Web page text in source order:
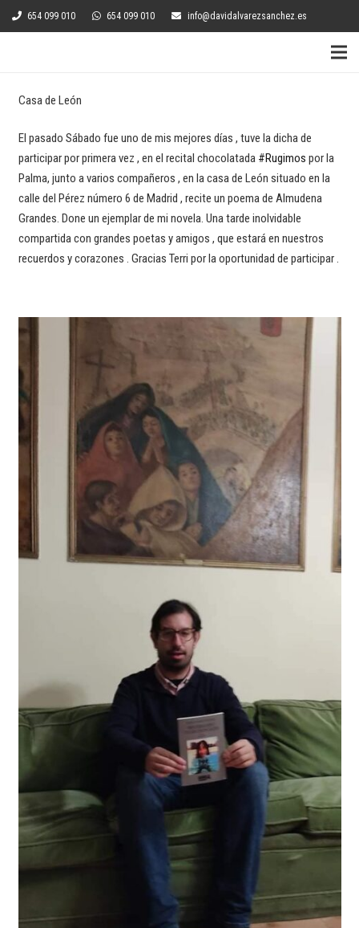
654 099 010 654 099 010 info@davidalvarezsanchez.es
Casa de León
El pasado Sábado fue uno de mis mejores días , tuve la dicha de
participar por primera vez , en el recital chocolatada #Rugimos por la
Palma, junto a varios compañeros , en la casa de León situado en la
calle del Pérez número 6 de Madrid , recite un poema de Almudena
Grandes. Done un ejemplar de mi novela. Una tarde inolvidable
compartida con grandes poetas y amigos , que estará en nuestros
recuerdos y corazones . Gracias Terri por la oportunidad de participar .